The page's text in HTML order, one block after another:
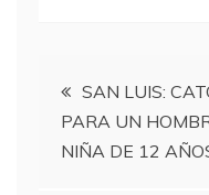
b
o
o
Navegación
de
SAN LUIS:
PARA UN
NIÑA DE 12